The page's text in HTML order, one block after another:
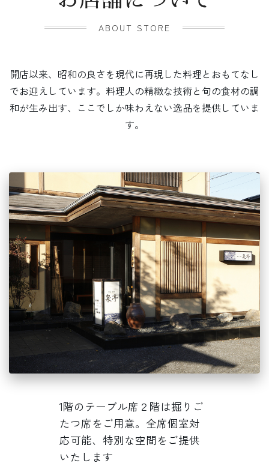
ABOUT STORE
開店以来、昭和の良さを現代に再現した料理とおもてなし
でお迎えしています。料理人の精緻な技術と旬の食材の調
和が生み出す、ここでしか味わえない逸品を提供していま
す。
1階のテーブル席２階は掘りご
たつ席をご用意。全席個室対
応可能、特別な空間をご提供
いたします